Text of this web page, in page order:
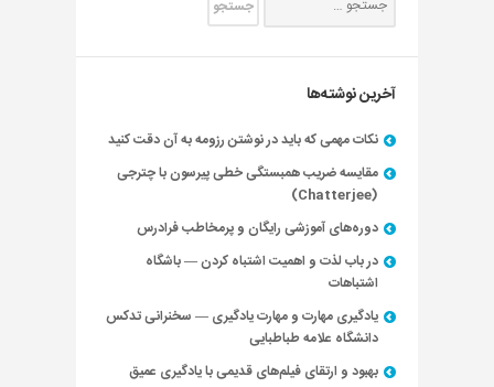
آخرین نوشته‌ها
نکات مهمی که باید در نوشتن رزومه به آن دقت کنید
مقایسه ضریب همبستگی خطی پیرسون با چترجی
(Chatterjee)
دوره‌های آموزشی رایگان و پرمخاطب فرادرس
در باب لذت و اهمیت اشتباه کردن — باشگاه
اشتباهات
یادگیری مهارت و مهارت یادگیری — سخنرانی تدکس
دانشگاه علامه طباطبایی
بهبود و ارتقای فیلم‌های قدیمی با یادگیری عمیق